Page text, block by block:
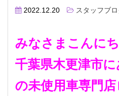
2022.12.20 スタッフブ
みなさまこんに
千葉県木更津市
の未使用車専門